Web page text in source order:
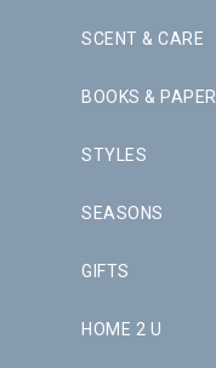
SCENT & CARE
BOOKS & PAPER
STYLES
SEASONS
GIFTS
HOME 2 U